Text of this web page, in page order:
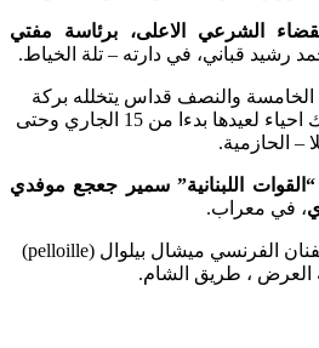
الشرعي الاعلى، برئاسة مفتي
رشيد قباني، في دارته – تلة الخياط.
والنصف قداس يتخلله بركة
ذخائر العيد ولقاء محبة، وذلك احياء لعيدها بدءا من 15 الجاري وحتى
“القوات اللبنانية” سمير جعجع موفدي
، في معراب.
للفنان الفرنسي ميشال بيلوال (pelloille)
العرض ، طريق الشام.